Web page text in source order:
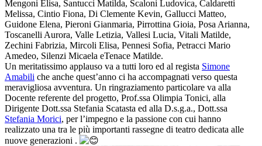
Mengoni Elisa, Santucci Matilda, Scaloni Ludovica, Caldaretti
Melissa, Cintio Fiona, Di Clemente Kevin, Gallucci Matteo,
Guidone Elena, Pieroni Gianmaria, Pirrottina Gioia, Posa Arianna,
Toscanelli Aurora, Valle Letizia, Vallesi Lucia, Vitali Matilde,
Zechini Fabrizia, Mircoli Elisa, Pennesi Sofia, Petracci Mario
Amedeo, Silenzi Micaela eTenace Matilde.
Un meritatissimo applauso va a tutti loro ed al regista Simone
Amabili che anche quest’anno ci ha accompagnati verso questa
meravigliosa avventura. Un ringraziamento particolare va alla
Docente referente del progetto, Prof.ssa Olimpia Tonici, alla
Dirigente Dott.ssa Stefania Scatasta ed alla D.s.g.a., Dott.ssa
Stefania Morici, per l’impegno e la passione con cui hanno
realizzato una tra le più importanti rassegne di teatro dedicata alle
nuove generazioni .